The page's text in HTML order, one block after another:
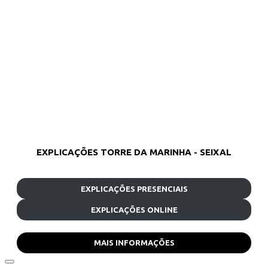
EXPLICAÇÕES TORRE DA MARINHA - SEIXAL
EXPLICAÇÕES PRESENCIAIS
EXPLICAÇÕES ONLINE
MAIS INFORMAÇÕES